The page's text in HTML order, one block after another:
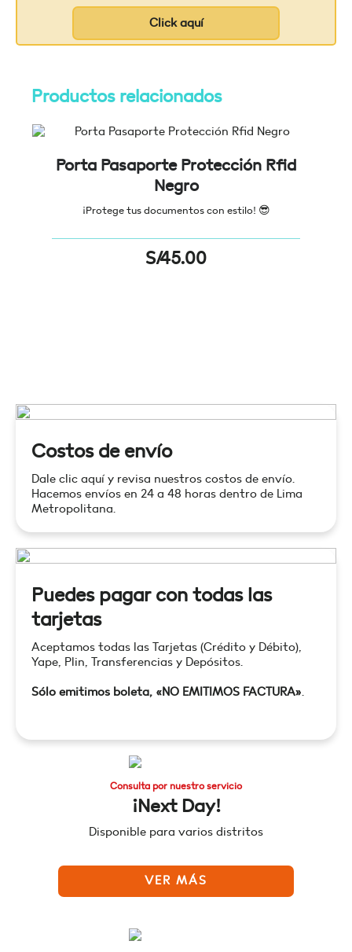
Click aquí
Productos relacionados
Porta Pasaporte Protección Rfid
Negro
¡Protege tus documentos con estilo! 😎
S/45.00
Costos de envío
Dale clic aquí y revisa nuestros costos de envío.
Hacemos envíos en 24 a 48 horas dentro de Lima
Metropolitana.
Puedes pagar con todas las
tarjetas
Aceptamos todas las Tarjetas (Crédito y Débito),
Yape, Plin, Transferencias y Depósitos.
Sólo emitimos boleta, «NO EMITIMOS FACTURA».
Consulta por nuestro servicio
¡Next Day!
Disponible para varios distritos
VER MÁS